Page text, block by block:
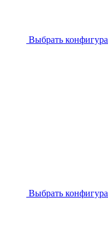
Выбрать
Выбрать